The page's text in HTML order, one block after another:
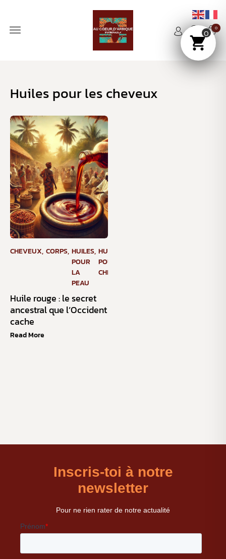
0
Huiles pour les cheveux
CHEVEUX, CORPS, HUILES
POUR
LA
PEAU
, HUILES
POUR LES
CHEVEUX
Huile rouge : le secret
ancestral que l’Occident
cache
Read More
0